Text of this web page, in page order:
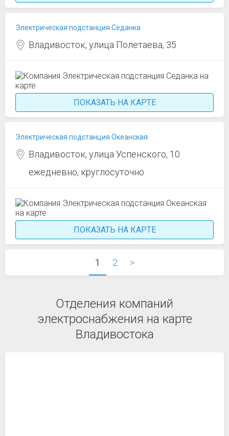
Электрическая подстанция Седанка
Владивосток, улица Полетаева, 35
ПОКАЗАТЬ НА КАРТЕ
Электрическая подстанция Океанская
Владивосток, улица Успенского, 10
ежедневно, круглосуточно
ПОКАЗАТЬ НА КАРТЕ
1 2 >
Отделения компаний
электроснабжения на карте
Владивостока